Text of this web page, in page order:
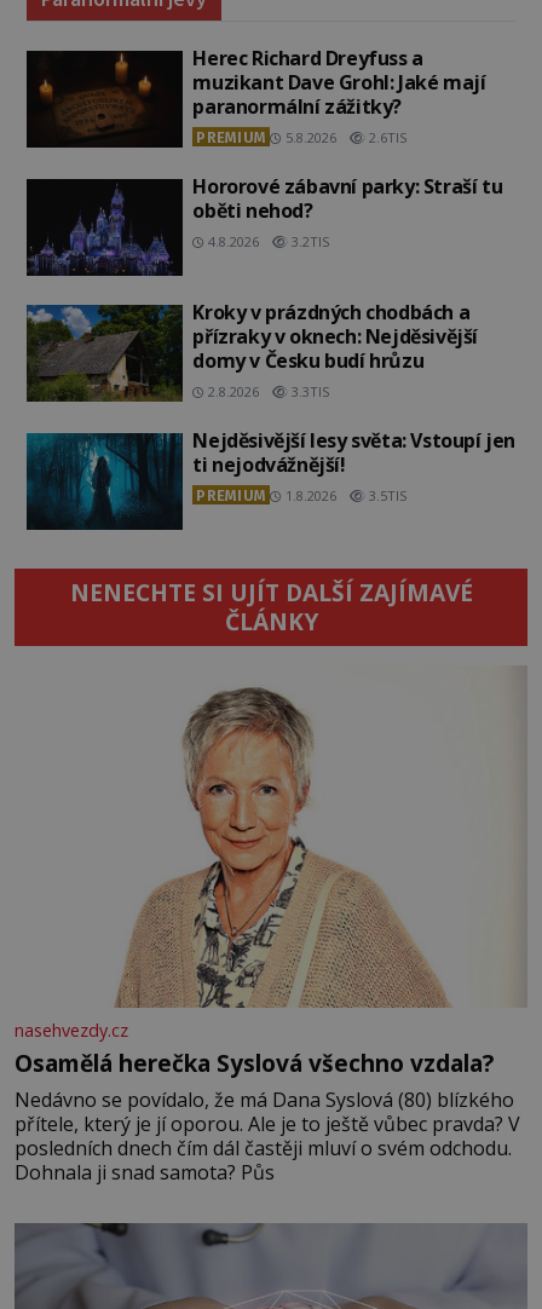
Herec Richard Dreyfuss a
muzikant Dave Grohl: Jaké mají
paranormální zážitky?
PREMIUM 5.8.2026 2.6TIS
Hororové zábavní parky: Straší tu
oběti nehod?
4.8.2026 3.2TIS
Kroky v prázdných chodbách a
přízraky v oknech: Nejděsivější
domy v Česku budí hrůzu
2.8.2026 3.3TIS
Nejděsivější lesy světa: Vstoupí jen
ti nejodvážnější!
PREMIUM 1.8.2026 3.5TIS
NENECHTE SI UJÍT DALŠÍ ZAJÍMAVÉ
ČLÁNKY
nasehvezdy.cz
Osamělá herečka Syslová všechno vzdala?
Nedávno se povídalo, že má Dana Syslová (80) blízkého
přítele, který je jí oporou. Ale je to ještě vůbec pravda? V
posledních dnech čím dál častěji mluví o svém odchodu.
Dohnala ji snad samota? Půs